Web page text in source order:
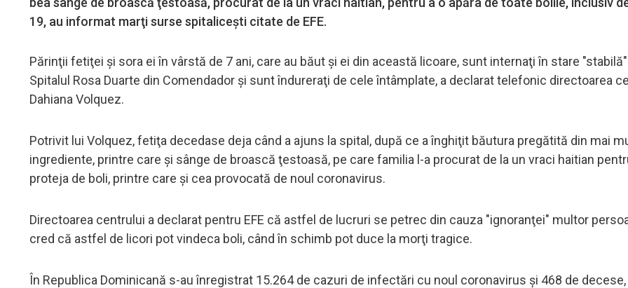
19, au informat marţi surse spitaliceşti citate de EFE.
Părinţii fetiţei şi sora ei în vârstă de 7 ani, care au băut şi ei din această licoare, sunt internaţi în stare
Spitalul Rosa Duarte din Comendador şi sunt îndureraţi de cele întâmplate, a declarat telefonic directoarea
Dahiana Volquez.
Potrivit lui Volquez, fetiţa decedase deja când a ajuns la spital, după ce a înghiţit băutura pregătită din mai
ingrediente, printre care şi sânge de broască ţestoasă, pe care familia l-a procurat de la un vraci haitian
proteja de boli, printre care şi cea provocată de noul coronavirus.
Directoarea centrului a declarat pentru EFE că astfel de lucruri se petrec din cauza "ignoranţei" multor
cred că astfel de licori pot vindeca boli, când în schimb pot duce la morţi tragice.
În Republica Dominicană s-au înregistrat 15.264 de cazuri de infectări cu noul coronavirus şi 468 de